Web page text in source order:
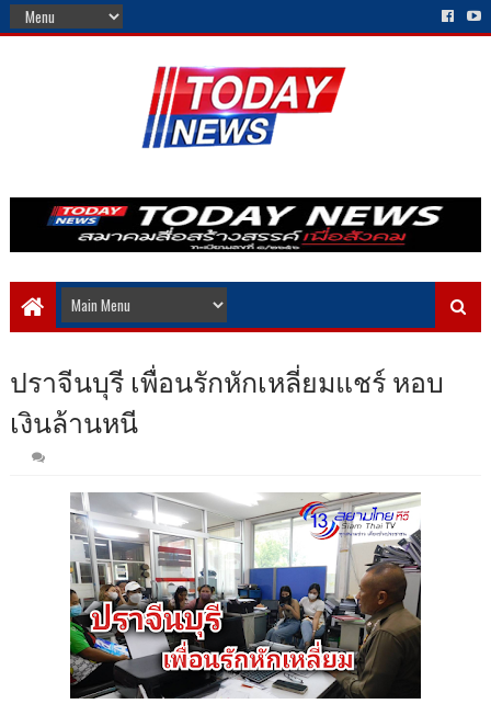
ปราจีนบุรี เพื่อนรักหักเหลี่ยมแชร์ หอบ
เงินล้านหนี